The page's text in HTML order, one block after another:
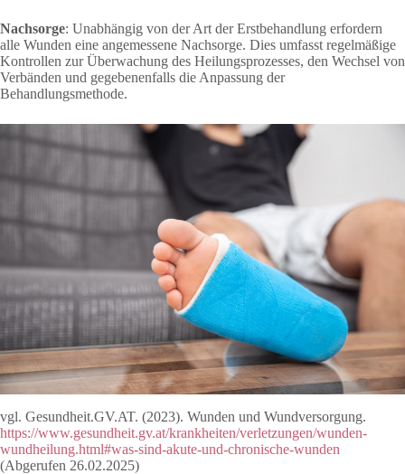
Nachsorge: Unabhängig von der Art der Erstbehandlung erfordern
alle Wunden eine angemessene Nachsorge. Dies umfasst regelmäßige
Kontrollen zur Überwachung des Heilungsprozesses, den Wechsel von
Verbänden und gegebenenfalls die Anpassung der
Behandlungsmethode.
vgl. Gesundheit.GV.AT. (2023). Wunden und Wundversorgung.
https://www.gesundheit.gv.at/krankheiten/verletzungen/wunden-
wundheilung.html#was-sind-akute-und-chronische-wunden
(Abgerufen 26.02.2025)